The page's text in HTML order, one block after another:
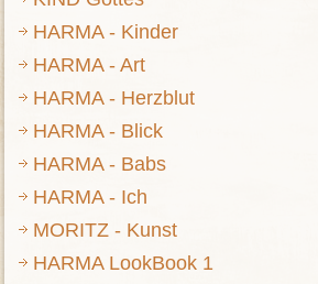
HARMA - Kinder
HARMA - Art
HARMA - Herzblut
HARMA - Blick
HARMA - Babs
HARMA - Ich
MORITZ - Kunst
HARMA LookBook 1